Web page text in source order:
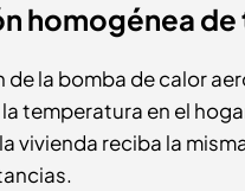
homogénea
de la bomba de calor
temperatura en el
vivienda reciba la